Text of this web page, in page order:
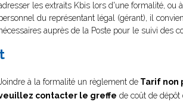
les extraits Kbis lors d'une formalité, ou
du représentant légal (gérant), il
auprès de la Poste pour le suivi des
Joindre à la formalité un règlement de Tarif non
contacter le greffe de coût de dépôt